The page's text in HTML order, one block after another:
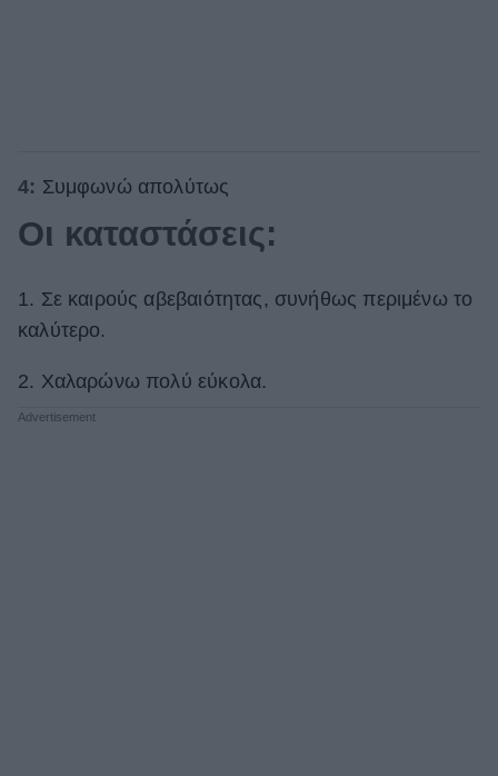
4: Συμφωνώ απολύτως
Οι καταστάσεις:
1. Σε καιρούς αβεβαιότητας, συνήθως περιμένω το
καλύτερο.
2. Χαλαρώνω πολύ εύκολα.